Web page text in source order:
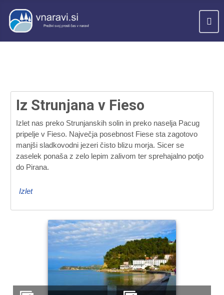
Iz Strunjana v Fieso
Izlet nas preko Strunjanskih solin in preko naselja Pacug
pripelje v Fieso. Največja posebnost Fiese sta zagotovo
manjši sladkovodni jezeri čisto blizu morja. Sicer se
zaselek ponaša z zelo lepim zalivom ter sprehajalno potjo
do Pirana.
Izlet